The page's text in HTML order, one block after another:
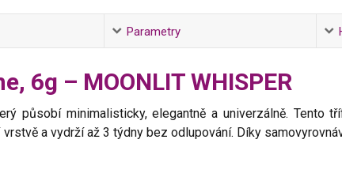
Parametry
6g – MOONLIT WHISPER
působí minimalisticky, elegantně a univerzálně. Tento
a vydrží až 3 týdny bez odlupování. Díky